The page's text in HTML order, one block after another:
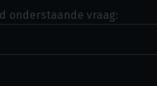
onderstaande vraag: